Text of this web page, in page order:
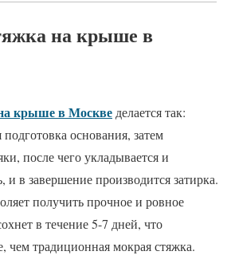
на крыше в
крыше в Москве делается так:
основания, затем
после чего укладывается и
и в завершение производится затирка.
получить прочное и ровное
в течение 5-7 дней, что
чем традиционная мокрая стяжка.